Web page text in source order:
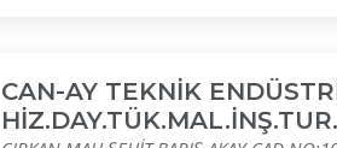
CAN-AY TEKNİK